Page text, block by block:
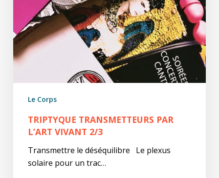
Le Corps
TRIPTYQUE TRANSMETTEURS PAR
L’ART VIVANT 2/3
Transmettre le déséquilibre Le plexus
solaire pour un trac…